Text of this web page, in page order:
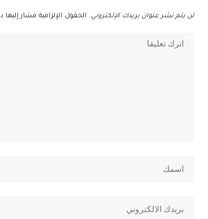
لن يتم نشر عنوان بريدك الإلكتروني. الحقول الإلزامية مشار إليها بـ